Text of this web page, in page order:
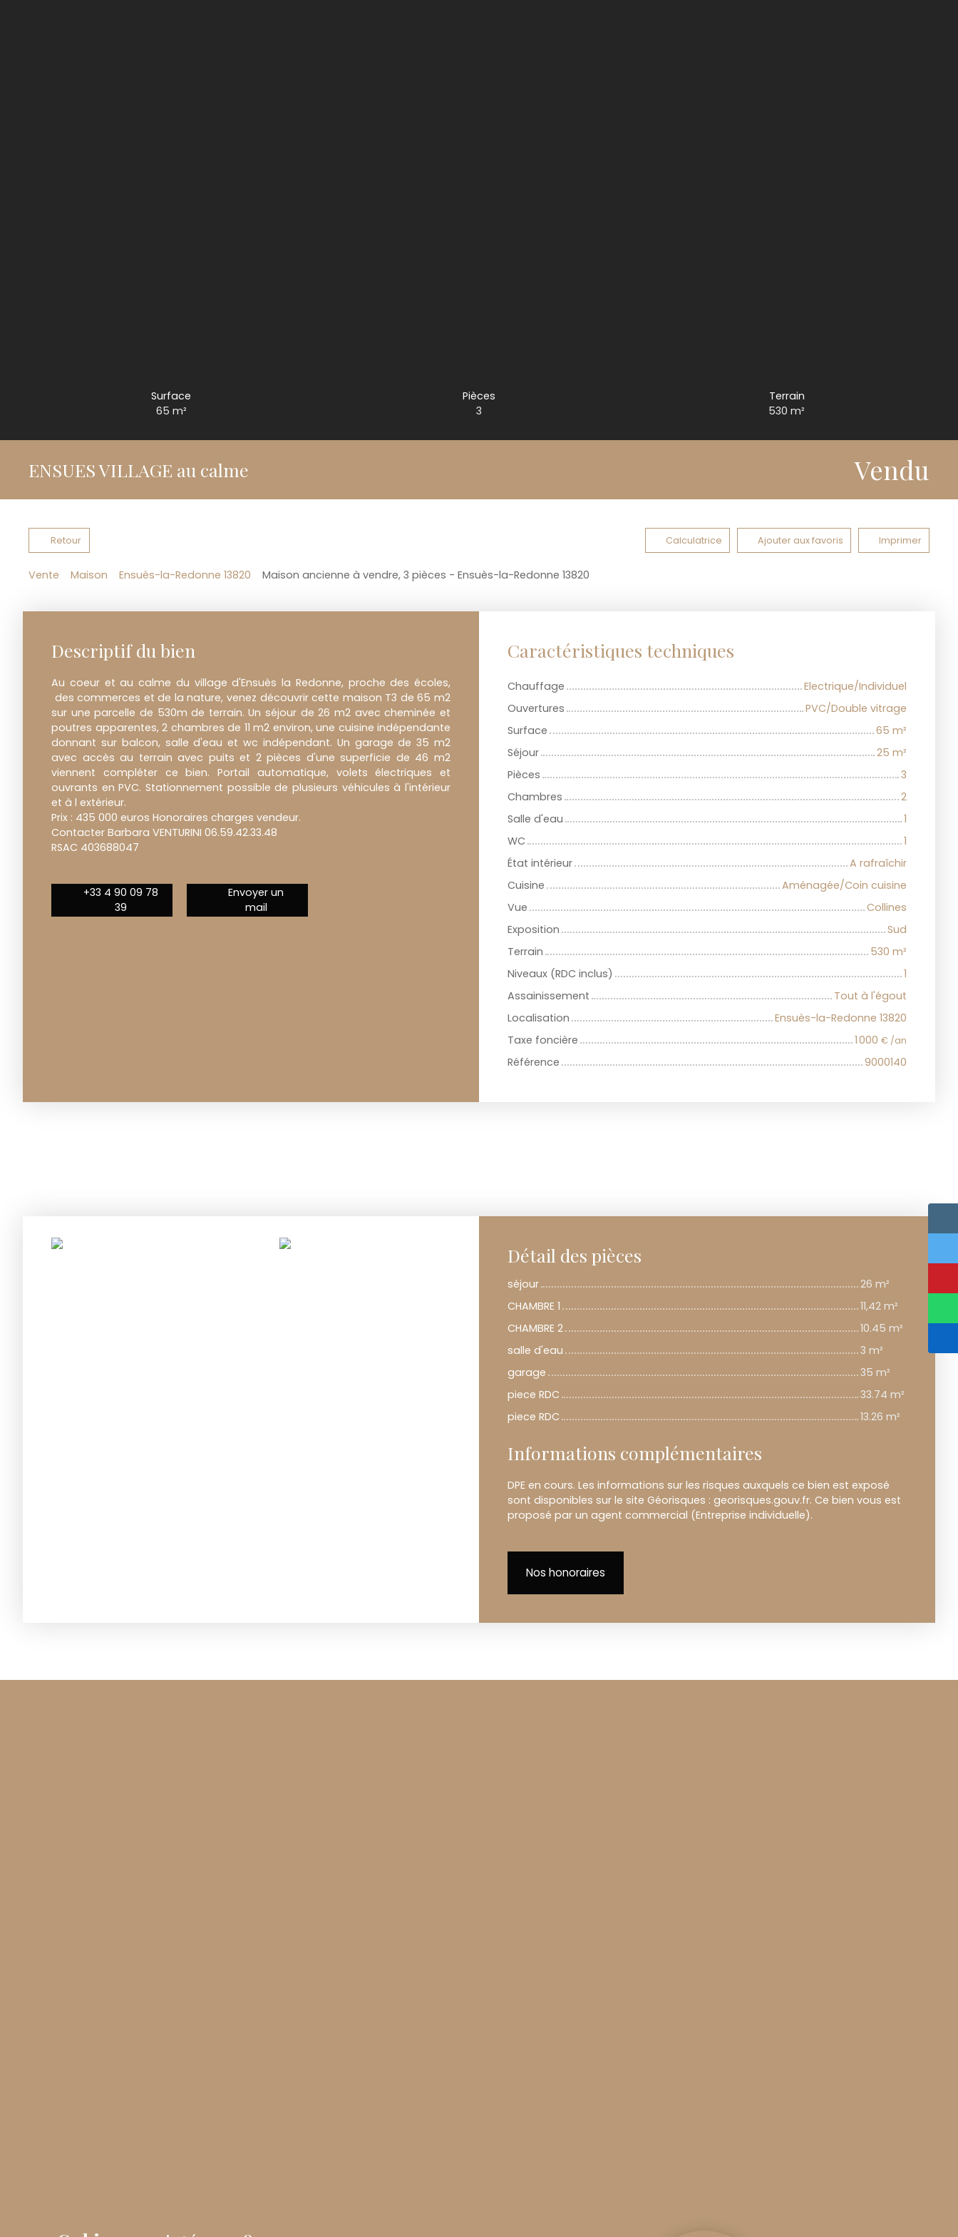
Surface
65 m²
Pièces
3
Terrain
530m²
ENSUES VILLAGE au calme Vendu
Retour Calculatrice Ajouter aux favoris Imprimer
Vente Maison Ensuès-la-Redonne 13820 Maison ancienne à vendre, 3 pièces - Ensuès-la-Redonne 13820
Descriptif du bien
Au coeur et au calme du village d'Ensuès la Redonne, proche des écoles,
des commerces et de la nature, venez découvrir cette maison T3 de 65 m2
sur une parcelle de 530m de terrain. Un séjour de 26 m2 avec cheminée et
poutres apparentes, 2 chambres de 11 m2 environ, une cuisine indépendante
donnant sur balcon, salle d'eau et wc indépendant. Un garage de 35 m2
avec accès au terrain avec puits et 2 pièces d'une superficie de 46 m2
viennent compléter ce bien. Portail automatique, volets électriques et
ouvrants en PVC. Stationnement possible de plusieurs véhicules à l'intérieur
et à l extérieur.
Prix : 435 000 euros Honoraires charges vendeur.
Contacter Barbara VENTURINI 06.59.42.33.48
RSAC 403688047
+33 4 90 09 78
39
Envoyer un
mail
Caractéristiques techniques
Chauffage
Electrique/Individuel
Ouvertures
PVC/Double vitrage
Surface
65 m²
Séjour
25 m²
Pièces
3
Chambres
2
Salle d'eau
1
WC
1
État intérieur
A rafraîchir
Cuisine
Aménagée/Coin cuisine
Vue
Collines
Exposition
Sud
Terrain
530 m²
Niveaux (RDC inclus)
1
Assainissement
Tout à l'égout
Localisation
Ensuès-la-Redonne 13820
Taxe foncière
1 000 € /an
Référence 9000140
Détail des pièces
séjour
26 m²
CHAMBRE 1
11,42 m²
CHAMBRE 2
10.45 m²
salle d'eau
3 m²
garage
35 m²
piece RDC
33.74 m²
piece RDC
13.26 m²
Informations complémentaires
DPE en cours. Les informations sur les risques auxquels ce bien est exposé
sont disponibles sur le site Géorisques : georisques.gouv.fr. Ce bien vous est
proposé par un agent commercial (Entreprise individuelle).
Nos honoraires